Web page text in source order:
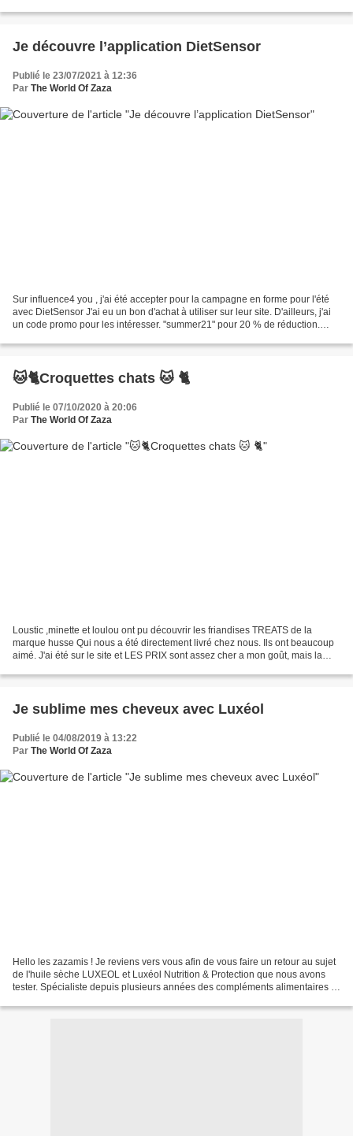
Je découvre l’application DietSensor
Publié le 23/07/2021 à 12:36
Par The World Of Zaza
Sur influence4 you , j'ai été accepter pour la campagne en forme pour l'été
avec DietSensor J'ai eu un bon d'achat à utiliser sur leur site. D'ailleurs, j'ai
un code promo pour les intéresser. "summer21" pour 20 % de réduction.
🐱🐈Croquettes chats 🐱 🐈
Publié le 07/10/2020 à 20:06
Par The World Of Zaza
Loustic ,minette et loulou ont pu découvrir les friandises TREATS de la
marque husse Qui nous a été directement livré chez nous. Ils ont beaucoup
aimé. J'ai été sur le site et LES PRIX sont assez cher a mon goût, mais la
Je sublime mes cheveux avec Luxéol
Publié le 04/08/2019 à 13:22
Par The World Of Zaza
Hello les zazamis ! Je reviens vers vous afin de vous faire un retour au sujet
de l'huile sèche LUXEOL et Luxéol Nutrition & Protection que nous avons
tester. Spécialiste depuis plusieurs années des compléments alimentaires et